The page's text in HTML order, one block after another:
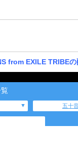
from EXILE TRIBEの
五十